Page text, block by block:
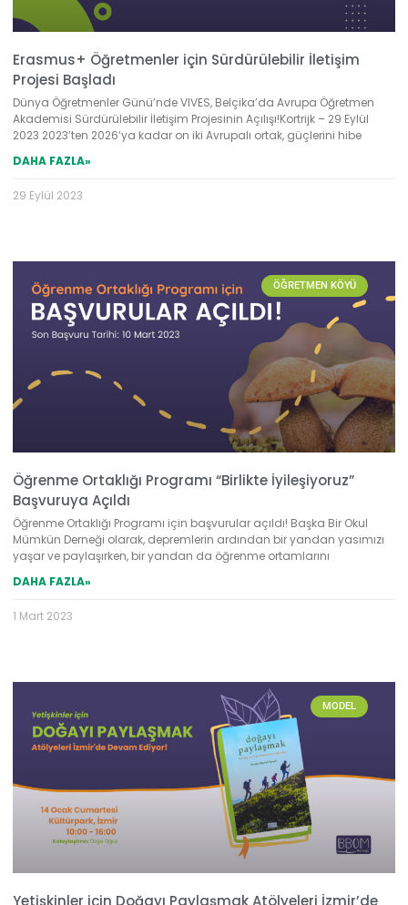
Erasmus+ Öğretmenler için Sürdürülebilir İletişim
Projesi Başladı
Dünya Öğretmenler Günü’nde VIVES, Belçika’da Avrupa Öğretmen
Akademisi Sürdürülebilir İletişim Projesinin Açılışı!Kortrijk – 29 Eylül
2023 2023’ten 2026’ya kadar on iki Avrupalı ortak, güçlerini hibe
DAHA FAZLA»
29 Eylül 2023
ÖĞRETMEN KÖYÜ
Öğrenme Ortaklığı Programı “Birlikte İyileşiyoruz”
Başvuruya Açıldı
Öğrenme Ortaklığı Programı için başvurular açıldı! Başka Bir Okul
Mümkün Derneği olarak, depremlerin ardından bir yandan yasımızı
yaşar ve paylaşırken, bir yandan da öğrenme ortamlarını
DAHA FAZLA»
1 Mart 2023
MODEL
Yetişkinler için Doğayı Paylaşmak Atölyeleri İzmir’de